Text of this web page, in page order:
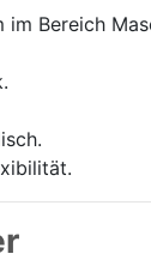
Bereich